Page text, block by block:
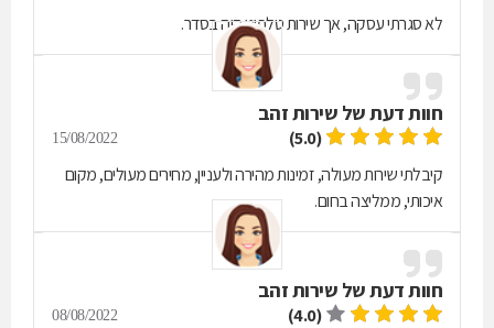
לא סגרתי עסקה, אך שירות טלפוני היה בסדר.
חוות דעת של שירות זהב
(5.0)
15/08/2022
קיבלתי שירות מעולה, זמינות מהירה ולעניין, מחירים מעולים, מקום
איכותי, ממליצה בחום.
חוות דעת של שירות זהב
(4.0)
08/08/2022